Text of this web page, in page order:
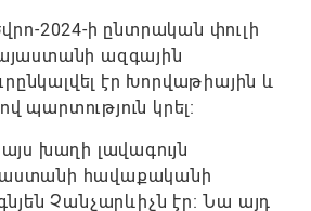
2024-ի ընտրական փուլի
ազգային
էր Խորվաթիային և
պարտություն կրել։
այս խաղի լավագույն
հավաքականի
Չանչարևիչն էր։ Նա այդ